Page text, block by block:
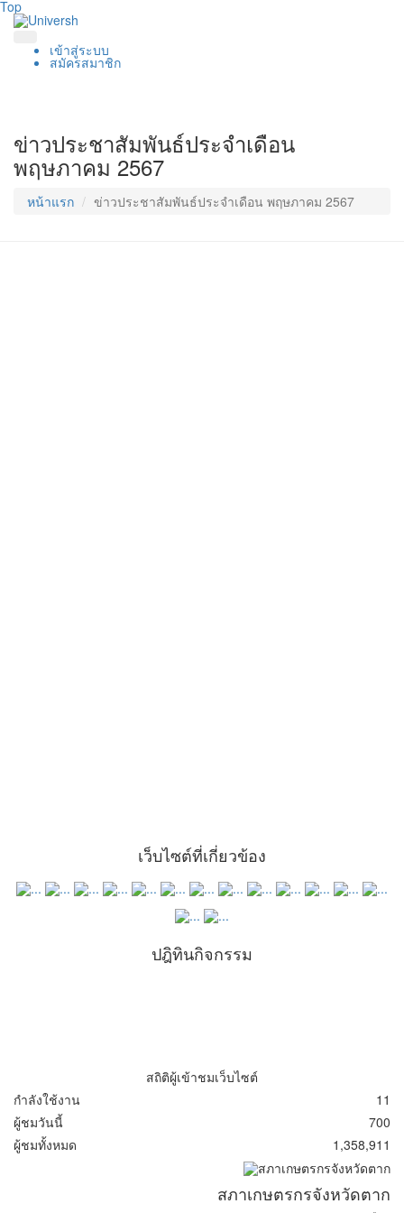
Top
เข้าสู่ระบบ
สมัครสมาชิก
ข่าวประชาสัมพันธ์ประจำเดือน
พฤษภาคม 2567
หน้าแรก ข่าวประชาสัมพันธ์ประจำเดือน พฤษภาคม 2567
เว็บไซต์ที่เกี่ยวข้อง
ปฎิทินกิจกรรม
สถิติผู้เข้าชมเว็บไซต์
กำลังใช้งาน
11
ผู้ชมวันนี้
700
ผู้ชมทั้งหมด
1,358,911
สภาเกษตรกรจังหวัดตาก